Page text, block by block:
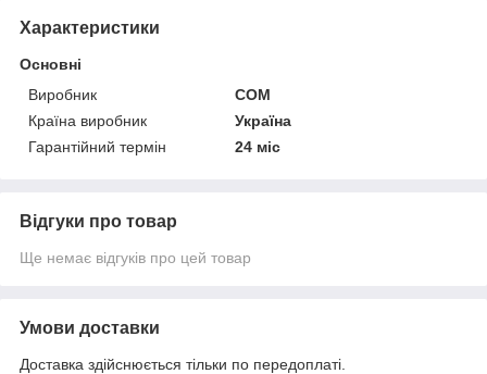
Характеристики
Основні
Виробник
СОМ
Країна виробник
Україна
Гарантійний термін
24 міс
Відгуки про товар
Ще немає відгуків про цей товар
Умови доставки
Доставка здійснюється тільки по передоплаті.